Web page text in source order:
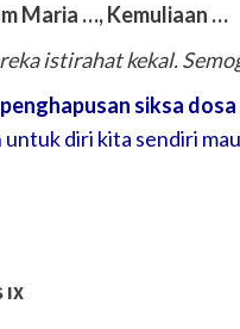
Maria …,Kemuliaan …
istirahat kekal.
penghapusan siksa
diri kita sendiri
IX